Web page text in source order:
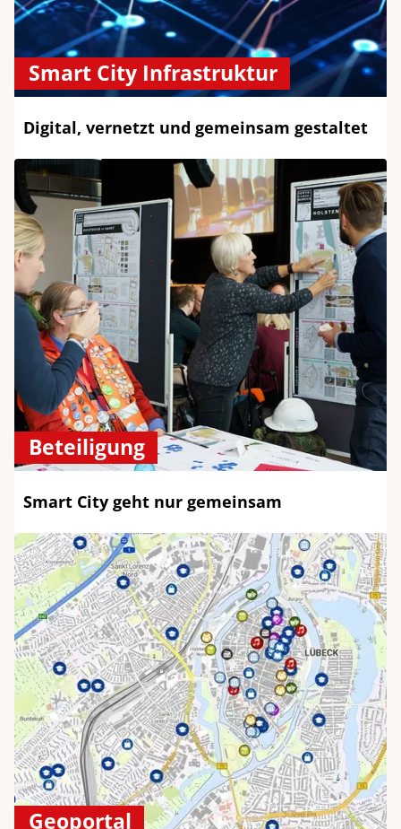
Smart City Infrastruktur
Digital, vernetzt und gemeinsam gestaltet
Beteiligung
Smart City geht nur gemeinsam
Geoportal